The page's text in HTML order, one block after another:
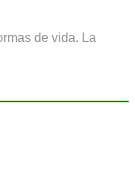
de vida. La